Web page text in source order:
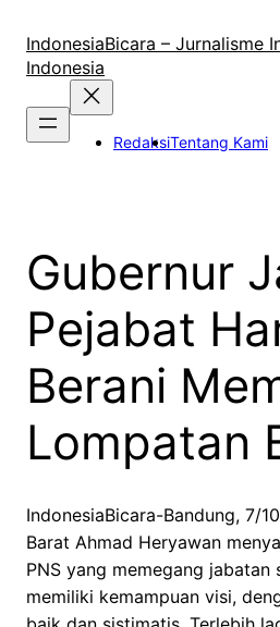
konten
IndonesiaBicara – Jurnalisme
Indonesia
RedaksiTentang Kami
Gubernur
Pejabat
Berani
Lompatan
IndonesiaBicara-Bandung, 7/
Barat Ahmad Heryawan
PNS yang memegang jabatan
memiliki kemampuan visi,